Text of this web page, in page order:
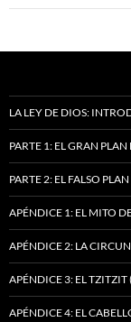
LA LEY DE DIOS:
PARTE 1: EL GRAN
PARTE 2: EL FALSO
APÉNDICE 1: EL MITO
APÉNDICE 2: LA
APÉNDICE 3: EL TZITZIT
APÉNDICE 4: EL